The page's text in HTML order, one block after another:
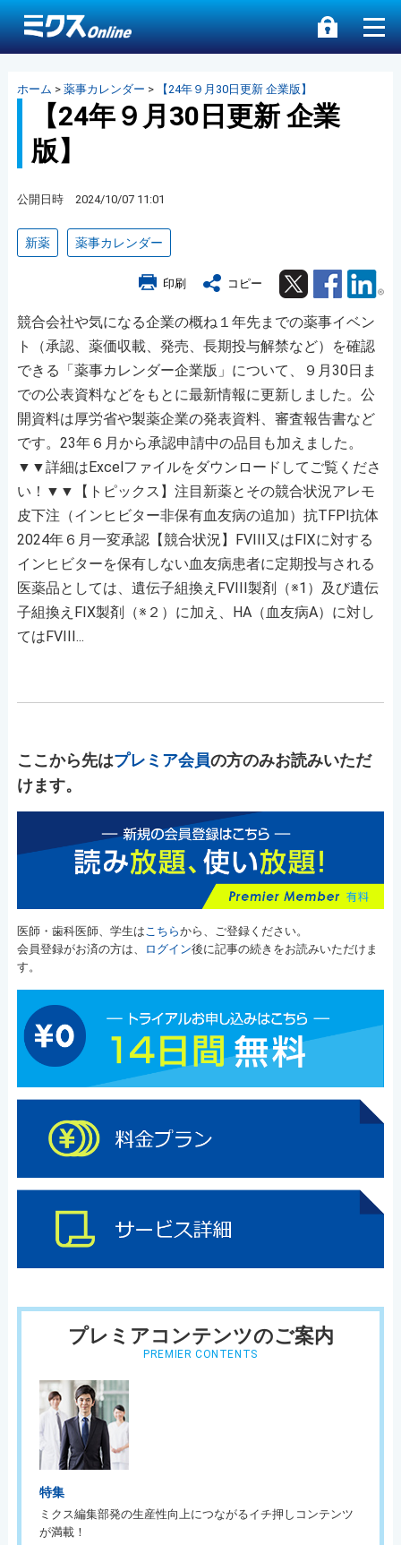
ホーム > 薬事カレンダー > 【24年９月30日更新 企業版】
【24年９月30日更新 企業
版】
公開日時 2024/10/07 11:01
新薬 薬事カレンダー
印刷 コピー Twitter Facebook
競合会社や気になる企業の概ね１年先までの薬事イベン
ト（承認、薬価収載、発売、長期投与解禁など）を確認
できる「薬事カレンダー企業版」について、９月30日ま
での公表資料などをもとに最新情報に更新しました。公
開資料は厚労省や製薬企業の発表資料、審査報告書など
です。23年６月から承認申請中の品目も加えました。
▼▼詳細はExcelファイルをダウンロードしてご覧くださ
い！▼▼【トピックス】注目新薬とその競合状況アレモ
皮下注（インヒビター非保有血友病の追加）抗TFPI抗体
2024年６月一変承認【競合状況】FVIII又はFⅨに対する
インヒビターを保有しない血友病患者に定期投与される
医薬品としては、遺伝子組換えFVIII製剤（※1）及び遺伝
子組換えFIX製剤（※２）に加え、HA（血友病A）に対し
てはFVIII...
ここから先はプレミア会員の方のみお読みいただ
けます。
医師・歯科医師、学生は こちらから、ご登録ください。
会員登録がお済の方は、
ログイン後に記事の続きをお読みいただけま
す。
プレミアコンテンツのご案内
PREMIER CONTENTS
特集
ミクス編集部発の生産性向上につながるイチ押しコンテンツ
が満載！